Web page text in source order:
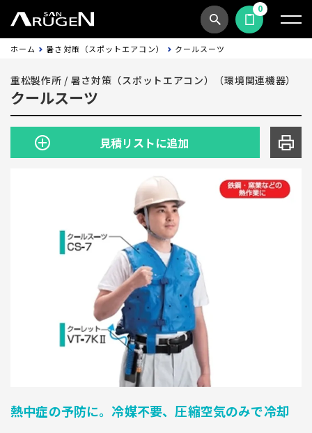
商品検索見積依頼する
0
ホーム 暑さ対策（スポットエアコン） クールスーツ
重松製作所 / 暑さ対策（スポットエアコン）（環境関連機器）
クールスーツ
見積リストに追加
熱中症の予防に。冷媒不要、圧縮空気のみで冷却